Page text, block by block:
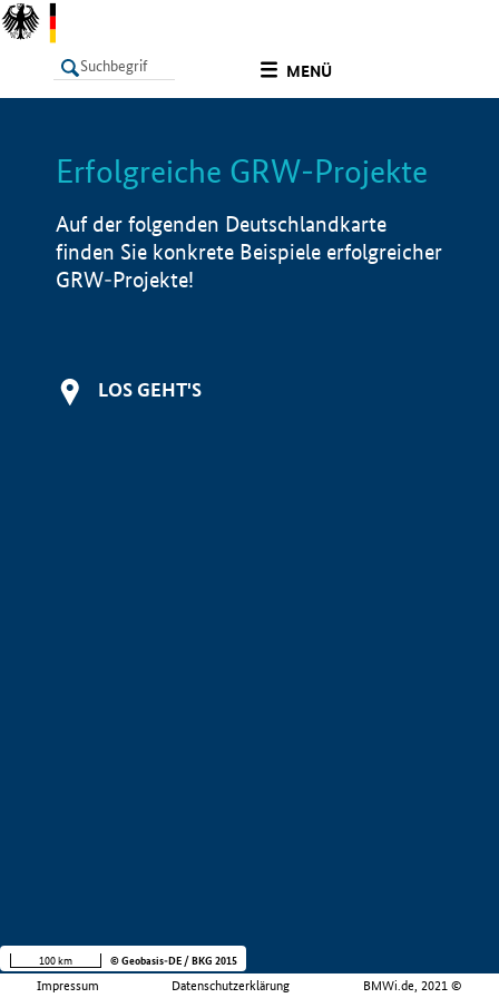
MENÜ
LISTE Info
Erfolgreiche GRW-Projekte
Auf der folgenden Deutschlandkarte
finden Sie konkrete Beispiele erfolgreicher
GRW-Projekte!
LOS GEHT'S
Impressum Datenschutzerklärung BMWi.de, 2021 ©
100 km © Geobasis-DE / BKG 2015